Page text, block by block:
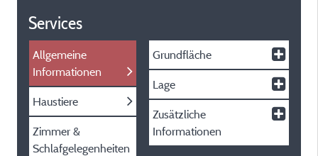
Services
Allgemeine
Informationen
Haustiere
Zimmer &
Schlafgelegenheiten
Grundfläche
Lage
Zusätzliche
Informationen